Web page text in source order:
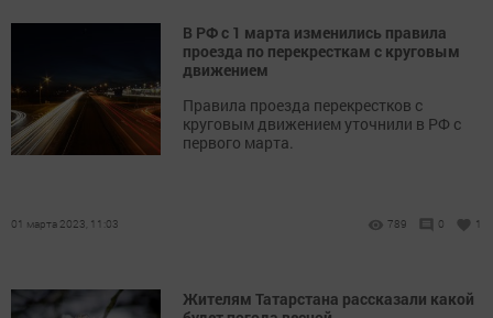
В РФ с 1 марта изменились правила
проезда по перекресткам с круговым
движением
Правила проезда перекрестков с
круговым движением уточнили в РФ с
первого марта.
01 марта 2023, 11:03 789 0 1
Жителям Татарстана рассказали какой